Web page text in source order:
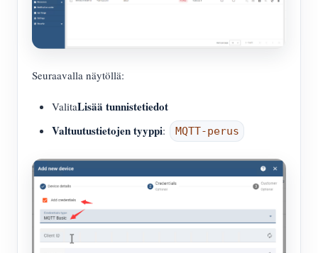
Seuraavalla näytöllä:
ValitaLisää tunnistetiedot
Valtuutustietojen tyyppi: MQTT-perus